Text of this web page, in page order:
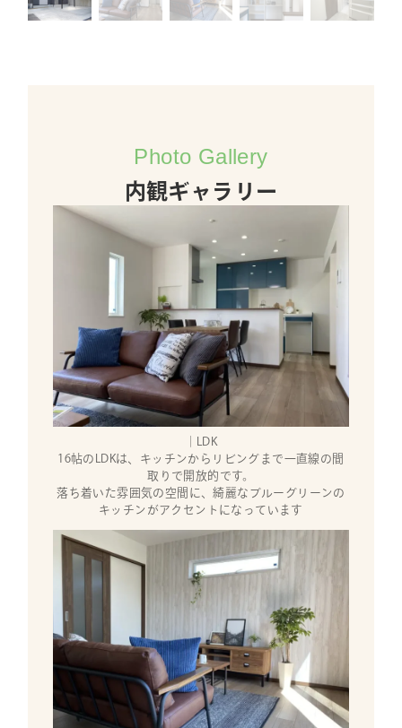
Photo Gallery
内観ギャラリー
｜LDK
16帖のLDKは、キッチンからリビングまで一直線の間
取りで開放的です。
落ち着いた雰囲気の空間に、綺麗なブルーグリーンの
キッチンがアクセントになっています